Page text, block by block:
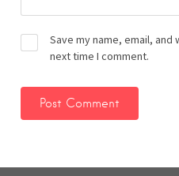
Save my name, email,
next time I comment.